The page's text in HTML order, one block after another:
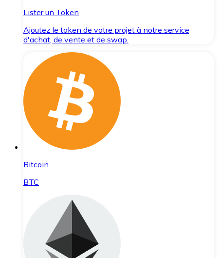
Lister un Token
Ajoutez le token de votre projet à notre service
d'achat, de vente et de swap.
Bitcoin
BTC